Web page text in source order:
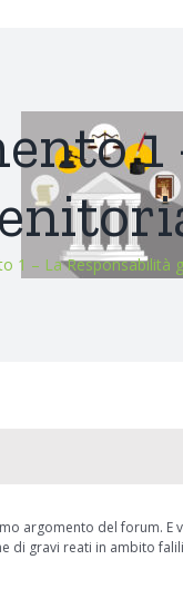
1 – La Responsabilità
argomento del forum.
di gravi reati in ambito